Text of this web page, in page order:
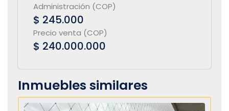
Administración (COP)
$ 245.000
Precio venta (COP)
$ 240.000.000
Inmuebles similares